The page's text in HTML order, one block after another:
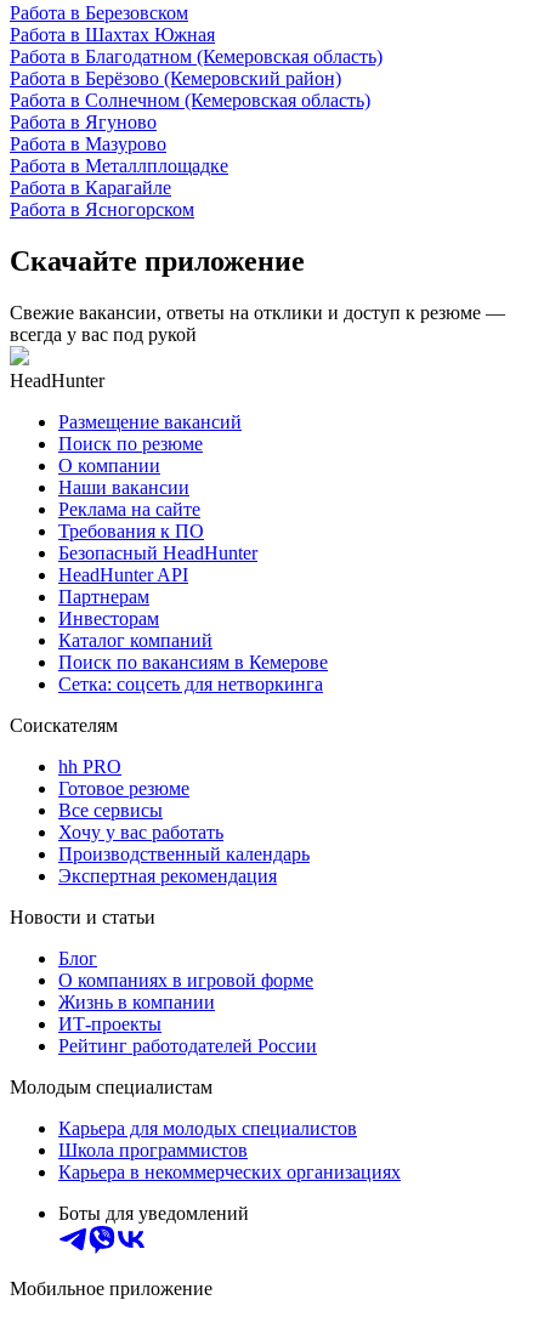
Работа в Березовском
Работа в Шахтах Южная
Работа в Благодатном (Кемеровская область)
Работа в Берёзово (Кемеровский район)
Работа в Солнечном (Кемеровская область)
Работа в Ягуново
Работа в Мазурово
Работа в Металлплощадке
Работа в Карагайле
Работа в Ясногорском
Скачайте приложение
Свежие вакансии, ответы на отклики и доступ к резюме —
всегда у вас под рукой
HeadHunter
Размещение вакансий
Поиск по резюме
О компании
Наши вакансии
Реклама на сайте
Требования к ПО
Безопасный HeadHunter
HeadHunter API
Партнерам
Инвесторам
Каталог компаний
Поиск по вакансиям в Кемерове
Сетка: соцсеть для нетворкинга
Соискателям
hh PRO
Готовое резюме
Все сервисы
Хочу у вас работать
Производственный календарь
Экспертная рекомендация
Новости и статьи
Блог
О компаниях в игровой форме
Жизнь в компании
ИТ-проекты
Рейтинг работодателей России
Молодым специалистам
Карьера для молодых специалистов
Школа программистов
Карьера в некоммерческих организациях
Боты для уведомлений
Мобильное приложение